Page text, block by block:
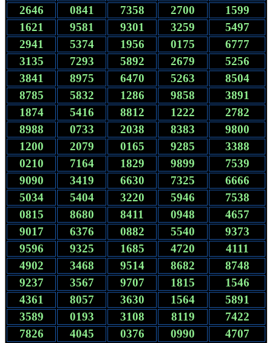
2646
0841 7358 2700
1599
1621
9581 9301 3259
5497
2941
5374 1956 0175
6777
3135
7293 5892 2679
5256
3841
8975 6470 5263
8504
8785
5832 1286 9858
3891
1874
5416 8812 1222
2782
8988
0733 2038 8383
9800
1200
2079 0165 9285
3388
0210
7164 1829 9899
7539
9090
3419 6630 7325
6666
5034
5404 3220 5946
7538
0815
8680 8411 0948
4657
9017
6376 0882 5540
9373
9596
9325 1685 4720
4111
4902
3468 9514 8682
8748
9237
3567 9707 1815
1546
4361
8057 3630 1564
5891
3589
0193 3108 8119
7422
7826
4045 0376 0990
4707